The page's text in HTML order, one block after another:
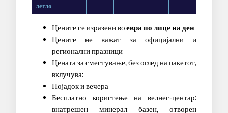
легло
Цените се изразени воевра по лице на ден
Цените не важат за официјални и
регионални празници
Цената за сместување, без оглед на пакетот,
вклучува:
Појадок и вечера
Бесплатно користење на велнес-центар:
внатрешен минерал базен, отворен